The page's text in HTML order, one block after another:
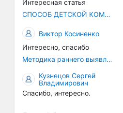
Интересная статья
СПОСОБ ДЕТСКОЙ КОММУНИКАЦИИ – РЕЧЬ!
Виктор Косиненко
Интересно, спасибо
Методика раннего выявления предрасположенности к дислексии
Кузнецов Сергей
Владимирович
Спасибо, интересно.